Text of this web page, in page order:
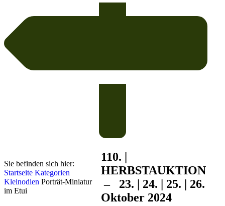
Sie befinden sich hier:
Startseite Kategorien
Kleinodien Porträt-Miniatur
im Etui
110. |
HERBSTAUKTION
– 23. | 24. | 25. | 26.
Oktober 2024